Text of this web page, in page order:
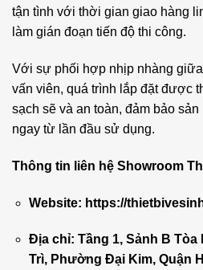
tận tình với thời gian giao hàng
làm gián đoạn tiến độ thi công.
Với sự phối hợp nhịp nhàng
vấn viên, quá trình lắp đặt được
sạch sẽ và an toàn, đảm bảo
ngay từ lần đầu sử dụng.
Thông tin liên hệ Showroom
Website: https://
Địa chỉ: Tầng 1, Sảnh B Tòa
Trì, Phường Đại Kim, Quận